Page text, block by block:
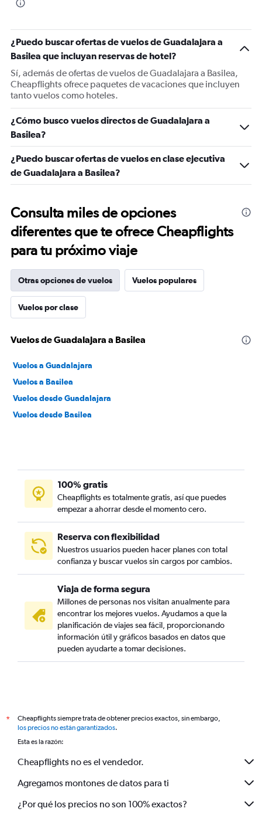
¿Puedo buscar ofertas de vuelos de Guadalajara a
Basilea que incluyan reservas de hotel?
Sí, además de ofertas de vuelos de Guadalajara a Basilea,
Cheapflights ofrece paquetes de vacaciones que incluyen
tanto vuelos como hoteles.
¿Cómo busco vuelos directos de Guadalajara a
Basilea?
¿Puedo buscar ofertas de vuelos en clase ejecutiva
de Guadalajara a Basilea?
Consulta miles de opciones
diferentes que te ofrece Cheapflights
para tu próximo viaje
Otras opciones de vuelos Vuelos populares
Vuelos por clase
Vuelos de Guadalajara a Basilea
Vuelos a Guadalajara
Vuelos a Basilea
Vuelos desde Guadalajara
Vuelos desde Basilea
100% gratis
Cheapflights es totalmente gratis, así que puedes
empezar a ahorrar desde el momento cero.
Reserva con flexibilidad
Nuestros usuarios pueden hacer planes con total
confianza y buscar vuelos sin cargos por cambios.
Viaja de forma segura
Millones de personas nos visitan anualmente para
encontrar los mejores vuelos. Ayudamos a que la
planificación de viajes sea fácil, proporcionando
información útil y gráficos basados en datos que
pueden ayudarte a tomar decisiones.
*
Cheapflights siempre trata de obtener precios exactos, sin embargo,
los precios no están garantizados.
Esta es la razón:
Cheapflights no es el vendedor.
Agregamos montones de datos para ti
¿Por qué los precios no son 100% exactos?